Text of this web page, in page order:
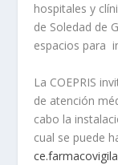
hospitales y
de Soledad de
espacios para
La COEPRIS
de atención
cabo la
cual se puede